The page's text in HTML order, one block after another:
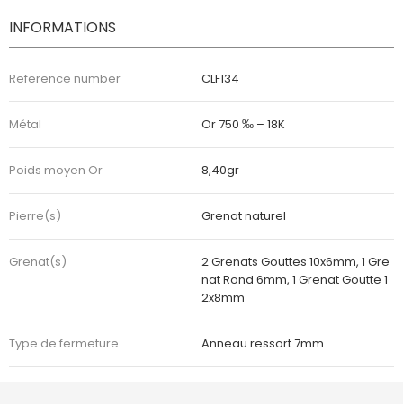
INFORMATIONS
Reference number CLF134
Métal Or 750 ‰ – 18K
Poids moyen Or 8,40gr
Pierre(s) Grenat naturel
Grenat(s)
2 Grenats Gouttes 10x6mm, 1 Gre
nat Rond 6mm, 1 Grenat Goutte 1
2x8mm
Type de fermeture Anneau ressort 7mm